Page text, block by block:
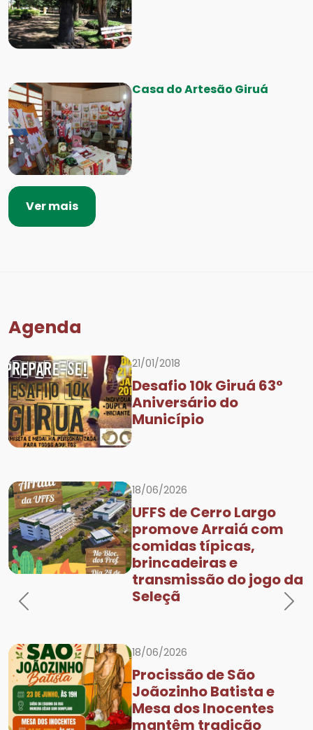
Casa do Artesão Giruá
Ver mais
Agenda
21/01/2018
Desafio 10k Giruá 63°
Aniversário do
Município
18/06/2026
UFFS de Cerro Largo
promove Arraiá com
comidas típicas,
brincadeiras e
transmissão do jogo da
Seleçã
18/06/2026
Procissão de São
Joãozinho Batista e
Mesa dos Inocentes
mantêm tradição
Previous Next